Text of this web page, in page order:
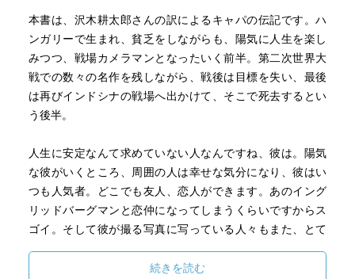
本書は、沢木耕太郎さんの訳によるキャパの伝記です。ハ
ンガリーで生まれ、貧乏をしながらも、陽気に人生を楽し
みつつ、戦場カメラマンとなったいく前半。第二次世界大
戦での数々の名作を残しながら、戦後は目標を失い、最後
は再びインドシナの戦場へ出かけて、そこで死去するとい
う後半。
人生に安定なんて求めていない人なんですね、彼は。陽気
な彼がいくところ、周囲の人は幸せな気分になり、彼はい
つも人気者。どこでも友人、恋人ができます。あのイング
リッドバーグマンと恋仲になってしまうくらいですからス
ゴイ。そして彼が撮る写真に写っている人々もまた、とて
体に一歩近づくこと。これは物理的な距離だけでなく、心
続きを読む